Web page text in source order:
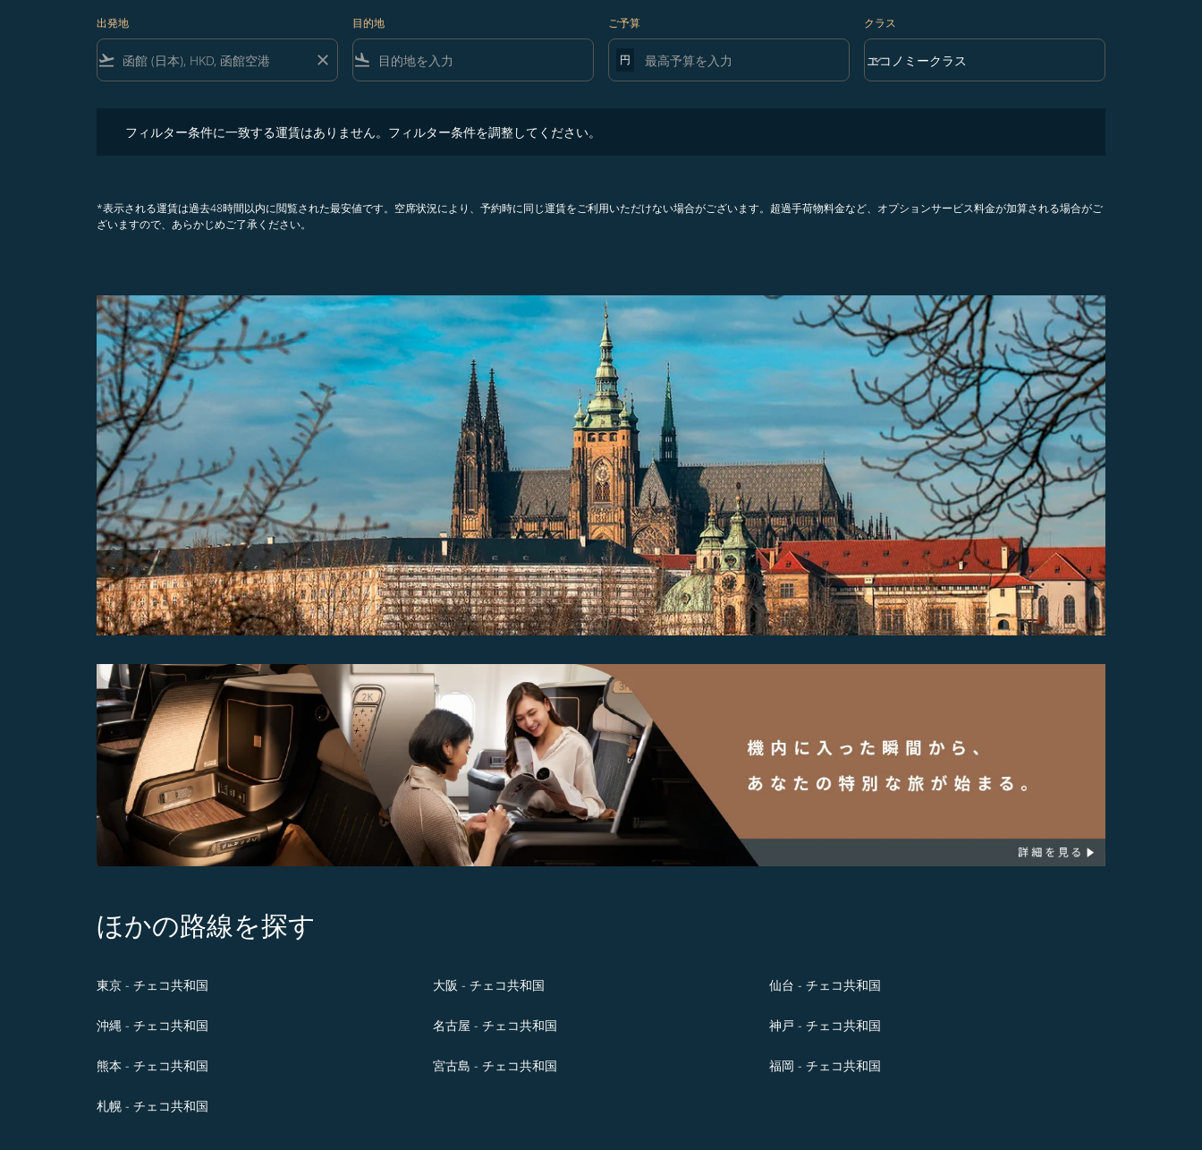
出発地
flight_takeoff close
目的地
flight_land
ご予算
円
クラス
クラス option エコノミークラス Selected
エコノミークラス
keyboard_arrow_down
フィルター条件に一致する運賃はありません。フィルター条件を調整してください。
*表示される運賃は過去48時間以内に閲覧された最安値です。空席状況により、予約時に同じ運賃をご利用いただけない場合がございます。超過手荷物料金など、オプションサービス料金が加算される場合がご
ざいますので、あらかじめご了承ください。
ほかの路線を探す
東京 - チェコ共和国 大阪 - チェコ共和国 仙台 - チェコ共和国
沖縄 - チェコ共和国 名古屋 - チェコ共和国 神戸 - チェコ共和国
熊本 - チェコ共和国 宮古島 - チェコ共和国 福岡 - チェコ共和国
札幌 - チェコ共和国